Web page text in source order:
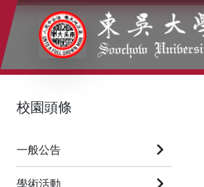
:::
校園頭條
一般公告
學術活動